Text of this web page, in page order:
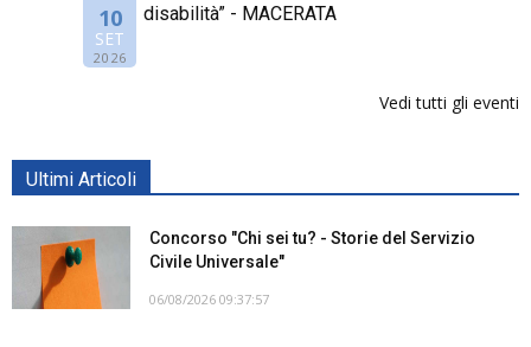
10
SET
2026
disabilità” - MACERATA
Vedi tutti gli eventi
Ultimi Articoli
Concorso "Chi sei tu? - Storie del Servizio
Civile Universale"
06/08/2026 09:37:57